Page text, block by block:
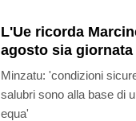
L'Ue ricorda
agosto sia giornata
vittime sul lavoro'
Minzatu: 'condizioni
salubri sono alla base di
equa'